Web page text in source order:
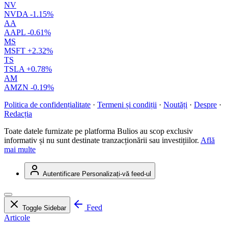
NV
NVDA -1.15%
AA
AAPL -0.61%
MS
MSFT +2.32%
TS
TSLA +0.78%
AM
AMZN -0.19%
Politica de confidențialitate · Termeni și condiții · Noutăți · Despre ·
Redacția
Toate datele furnizate pe platforma Bulios au scop exclusiv
informativ și nu sunt destinate tranzacționării sau investițiilor. Află
mai multe
Autentificare Personalizați-vă feed-ul
Toggle Sidebar
Feed
Articole